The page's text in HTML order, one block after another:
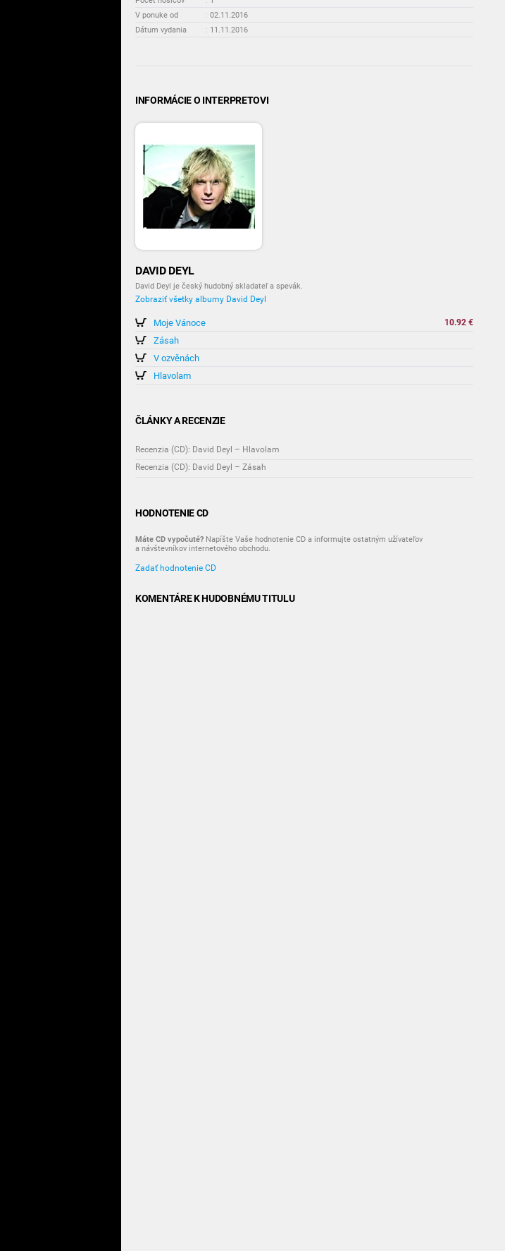
V ponuke od
: 02.11.2016
Dátum vydania
: 11.11.2016
INFORMÁCIE O INTERPRETOVI
DAVID DEYL
David Deyl je český hudobný skladateľ a spevák.
Zobraziť všetky albumy David Deyl
Moje Vánoce 10.92 €
Zásah
V ozvěnách
Hlavolam
ČLÁNKY A RECENZIE
Recenzia (CD): David Deyl – Hlavolam
Recenzia (CD): David Deyl – Zásah
HODNOTENIE CD
Máte CD vypočuté? Napíšte Vaše hodnotenie CD a informujte ostatným užívateľov
a návštevníkov internetového obchodu.
Zadať hodnotenie CD
KOMENTÁRE K HUDOBNÉMU TITULU